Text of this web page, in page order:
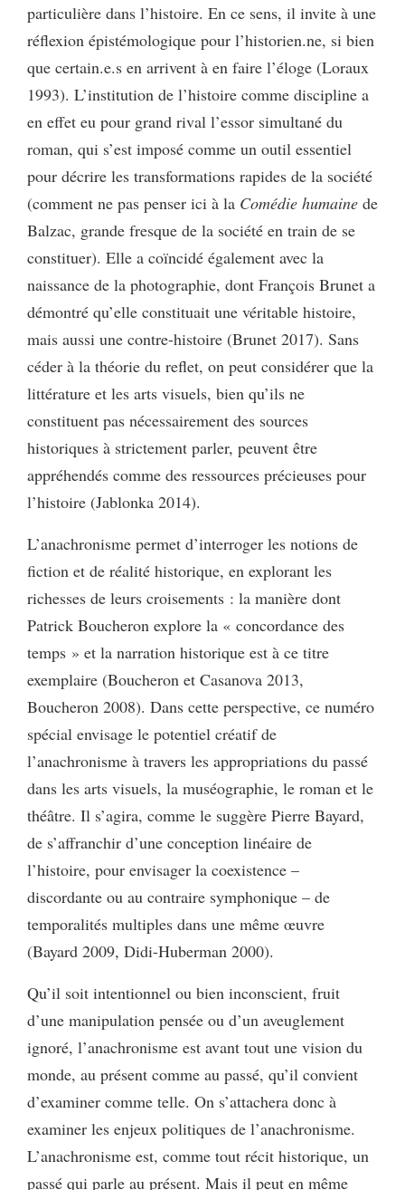
particulière dans l’histoire. En ce sens, il invite à une
réflexion épistémologique pour l’historien.ne, si bien
que certain.e.s en arrivent à en faire l’éloge (Loraux
1993). L’institution de l’histoire comme discipline a
en effet eu pour grand rival l’essor simultané du
roman, qui s’est imposé comme un outil essentiel
pour décrire les transformations rapides de la société
(comment ne pas penser ici à la Comédie humaine de
Balzac, grande fresque de la société en train de se
constituer). Elle a coïncidé également avec la
naissance de la photographie, dont François Brunet a
démontré qu’elle constituait une véritable histoire,
mais aussi une contre-histoire (Brunet 2017). Sans
céder à la théorie du reflet, on peut considérer que la
littérature et les arts visuels, bien qu’ils ne
constituent pas nécessairement des sources
historiques à strictement parler, peuvent être
appréhendés comme des ressources précieuses pour
l’histoire (Jablonka 2014).
L’anachronisme permet d’interroger les notions de
fiction et de réalité historique, en explorant les
richesses de leurs croisements : la manière dont
Patrick Boucheron explore la « concordance des
temps » et la narration historique est à ce titre
exemplaire (Boucheron et Casanova 2013,
Boucheron 2008). Dans cette perspective, ce numéro
spécial envisage le potentiel créatif de
l’anachronisme à travers les appropriations du passé
dans les arts visuels, la muséographie, le roman et le
théâtre. Il s’agira, comme le suggère Pierre Bayard,
de s’affranchir d’une conception linéaire de
l’histoire, pour envisager la coexistence –
discordante ou au contraire symphonique – de
temporalités multiples dans une même œuvre
(Bayard 2009, Didi-Huberman 2000).
Qu’il soit intentionnel ou bien inconscient, fruit
d’une manipulation pensée ou d’un aveuglement
ignoré, l’anachronisme est avant tout une vision du
monde, au présent comme au passé, qu’il convient
d’examiner comme telle. On s’attachera donc à
examiner les enjeux politiques de l’anachronisme.
L’anachronisme est, comme tout récit historique, un
passé qui parle au présent. Mais il peut en même